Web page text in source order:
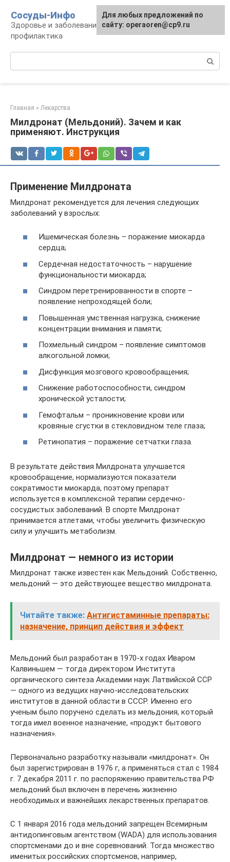
контенту
Сосуды-Инфо
Здоровье и заболевания сосудов и сердца,
профилактика
Главная » Лекарства
Милдронат (Мельдоний). Зачем и как
применяют. Инструкция
Применение Милдроната
Милдронат рекомендуется для лечения следующих
заболеваний у взрослых:
Ишемическая болезнь – поражение миокарда
сердца;
Сердечная недостаточность – нарушение
функциональности миокарда;
Синдром перетренированности в спорте –
появление непроходящей боли;
Повышенная умственная нагрузка, снижение
концентрации внимания и памяти;
Похмельный синдром – появление симптомов
алкогольной ломки;
Дисфункция мозгового кровообращения;
Снижение работоспособности, синдром
хронической усталости;
Гемофтальм – проникновение крови или
кровяные сгустки в стекловидном теле глаза;
Ретинопатия – поражение сетчатки глаза.
В результате действия Милдроната улучшается
кровообращение, нормализуются показатели
сократимости миокарда, поэтому препарат
используется в комплексной терапии сердечно-
сосудистых заболеваний. В спорте Милдронат
принимается атлетами, чтобы увеличить физическую
силу и улучшить метаболизм.
Милдронат — немного из истории
Милдронат также известен как Мельдоний. Собственно,
мельдоний — это действующее вещество милдроната.
Читайте также: Антигистаминные препараты:
назначение, принцип действия и эффект
Мельдоний был разработан в 1970-х годах Иваром
Калвиньшем — тогда директором Института
органического синтеза Академии наук Латвийской ССР
— одного из ведущих научно-исследовательских
институтов в данной области в СССР. Именно его
ученым было поручено сделать из мельдония, который
тогда имел военное назначение, «продукт бытового
назначения».
Первоначально разработку называли «милдронат». Он
был зарегистрирован в 1976 г, а применяться стал c 1984
г. 7 декабря 2011 г. по распоряжению правительства РФ
мельдоний был включен в перечень жизненно
необходимых и важнейших лекарственных препаратов.
С 1 января 2016 года мельдоний запрещен Всемирным
антидопинговым агентством (WADA) для использования
спортсменами до и вне соревнований. Тогда множество
именитых российских спортсменов, например,
Для любых предложений по
сайту: operaoren@cp9.ru